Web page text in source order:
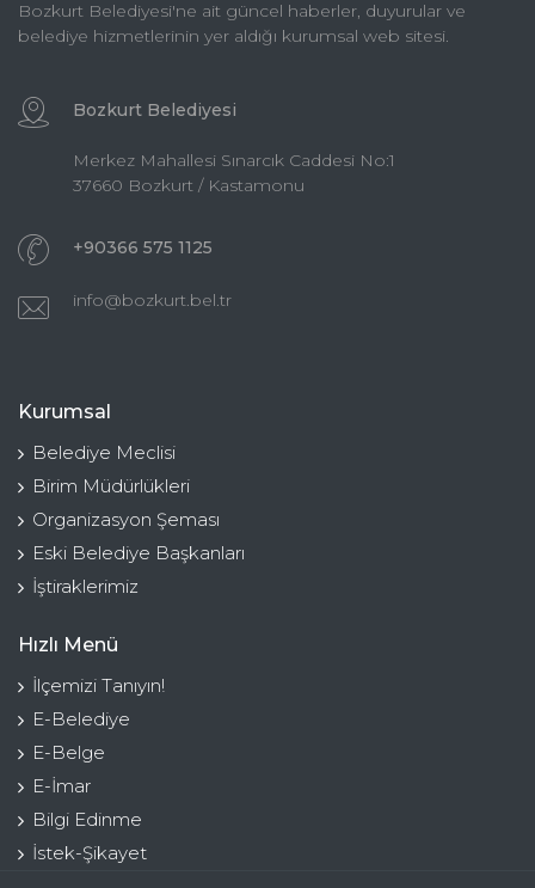
Bozkurt Belediyesi'ne ait güncel haberler, duyurular ve
belediye hizmetlerinin yer aldığı kurumsal web sitesi.
Bozkurt Belediyesi
Merkez Mahallesi Sınarcık Caddesi No:1
37660 Bozkurt / Kastamonu
+90366 575 1125
info@bozkurt.bel.tr
Kurumsal
Belediye Meclisi
Birim Müdürlükleri
Organizasyon Şeması
Eski Belediye Başkanları
İştiraklerimiz
Hızlı Menü
İlçemizi Tanıyın!
E-Belediye
E-Belge
E-İmar
Bilgi Edinme
İstek-Şikayet